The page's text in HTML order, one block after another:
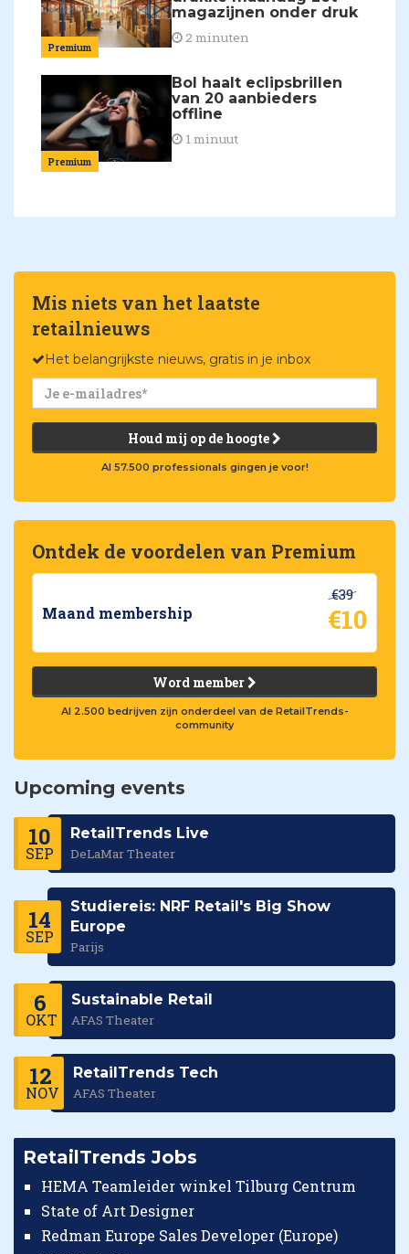
Premium
magazijnen onder druk
2 minuten
Premium
Bol haalt eclipsbrillen
van 20 aanbieders
offline
1 minuut
Mis niets van het laatste
retailnieuws
Het belangrijkste nieuws, gratis in je inbox
Houd mij op de hoogte
Al 57.500 professionals gingen je voor!
Ontdek de voordelen van Premium
Maand membership
€39
€10
Word member
Al 2.500 bedrijven zijn onderdeel van de RetailTrends-
community
Upcoming events
10
SEP
RetailTrends Live
DeLaMar Theater
14
SEP
Studiereis: NRF Retail's Big Show
Europe
Parijs
6
OKT
Sustainable Retail
AFAS Theater
12
NOV
RetailTrends Tech
AFAS Theater
RetailTrends Jobs
HEMA Teamleider winkel Tilburg Centrum
State of Art Designer
Redman Europe Sales Developer (Europe)